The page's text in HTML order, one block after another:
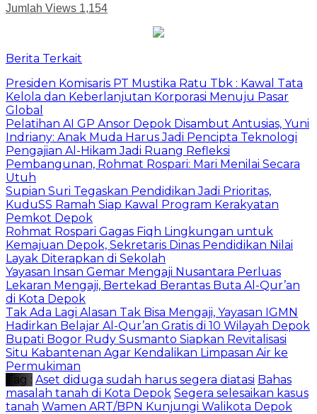
Jumlah Views 1,154
Berita Terkait
Presiden Komisaris PT Mustika Ratu Tbk : Kawal Tata
Kelola dan Keberlanjutan Korporasi Menuju Pasar
Global
Pelatihan AI GP Ansor Depok Disambut Antusias, Yuni
Indriany: Anak Muda Harus Jadi Pencipta Teknologi
Pengajian Al-Hikam Jadi Ruang Refleksi
Pembangunan, Rohmat Rospari: Mari Menilai Secara
Utuh
Supian Suri Tegaskan Pendidikan Jadi Prioritas,
KuduSS Ramah Siap Kawal Program Kerakyatan
Pemkot Depok
Rohmat Rospari Gagas Fiqh Lingkungan untuk
Kemajuan Depok, Sekretaris Dinas Pendidikan Nilai
Layak Diterapkan di Sekolah
Yayasan Insan Gemar Mengaji Nusantara Perluas
Lekaran Mengaji, Bertekad Berantas Buta Al-Qur’an
di Kota Depok
Tak Ada Lagi Alasan Tak Bisa Mengaji, Yayasan IGMN
Hadirkan Belajar Al-Qur’an Gratis di 10 Wilayah Depok
Bupati Bogor Rudy Susmanto Siapkan Revitalisasi
Situ Kabantenan Agar Kendalikan Limpasan Air ke
Permukiman
Tag : Aset diduga sudah harus segera diatasi Bahas
masalah tanah di Kota Depok Segera selesaikan kasus
tanah Wamen ART/BPN Kunjungi Walikota Depok